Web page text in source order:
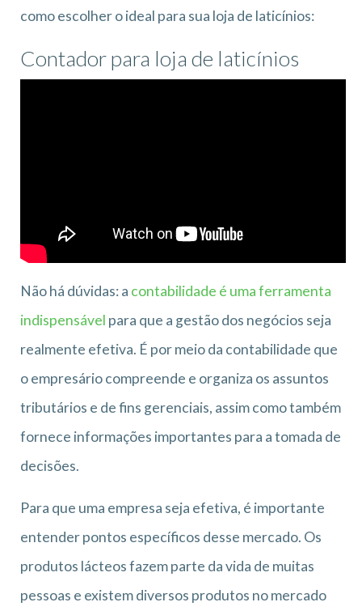
como escolher o ideal para sua loja de laticínios:
Contador para loja de laticínios
Não há dúvidas: a contabilidade é uma ferramenta
indispensável para que a gestão dos negócios seja
realmente efetiva. É por meio da contabilidade que
o empresário compreende e organiza os assuntos
tributários e de fins gerenciais, assim como também
fornece informações importantes para a tomada de
decisões.
Para que uma empresa seja efetiva, é importante
entender pontos específicos desse mercado. Os
produtos lácteos fazem parte da vida de muitas
pessoas e existem diversos produtos no mercado